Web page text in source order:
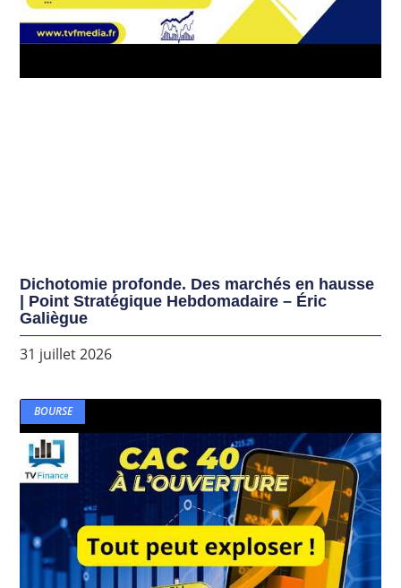
Dichotomie profonde. Des marchés en hausse
| Point Stratégique Hebdomadaire – Éric
Galiègue
31 juillet 2026
BOURSE